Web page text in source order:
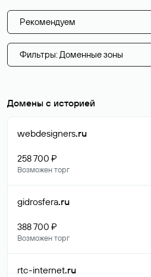
Рекомендуем
Фильтры: Доменные зоны
Домены с историей
webdesigners.ru
258 700 ₽
Возможен торг
gidrosfera.ru
388 700 ₽
Возможен торг
rtc-internet.ru